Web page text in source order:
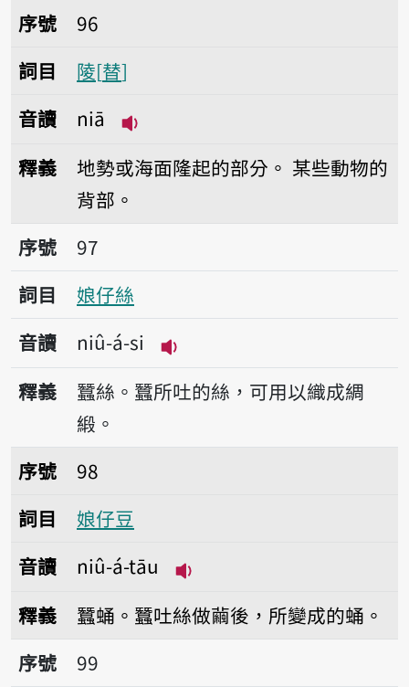
序號96陵
序號
96
詞目
陵 替
音讀
niā
釋義 地勢或海面隆起的部分。 某些動物的
背部。
序號97娘仔絲
序號
97
詞目
娘仔絲
音讀
niû-á-si
播放音讀niû-á-si
釋義
蠶絲。蠶所吐的絲，可用以織成綢
緞。
序號98娘仔豆
序號
98
詞目
娘仔豆
音讀
niû-á-tāu
釋義
蠶蛹。蠶吐絲做繭後，所變成的蛹。
序號99瓤
序號
99